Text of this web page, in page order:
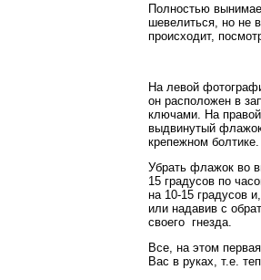
Полностью
шевелиться, но не
происходит,
На левой
он расположен в
ключами. На
выдвинутый
крепежном болтике.
Убрать флажок во
15 градусов по
на 10-15 градусов
или надавив с
своего гнезда.
Все, на этом
Вас в руках, т.е.